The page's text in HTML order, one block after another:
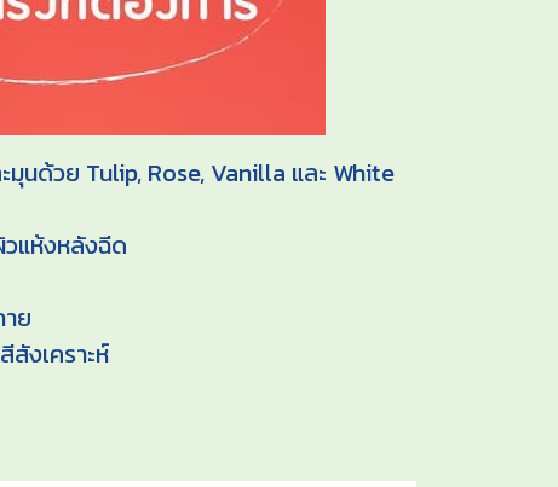
นด้วย Tulip, Rose, Vanilla และ White
วแห้งหลังฉีด
ย
สังเคราะห์